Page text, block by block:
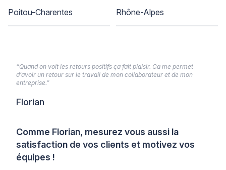
Poitou-Charentes Rhône-Alpes
Comme Florian, mesurez vous aussi la
satisfaction de vos clients et motivez vos
équipes !
“Quand on voit les retours positifs ça fait plaisir. Ca me permet
d’avoir un retour sur le travail de mon collaborateur et de mon
entreprise.”
Florian